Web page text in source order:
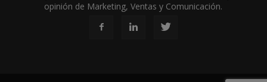
opinión de Marketing, Ventas y Comunicación.